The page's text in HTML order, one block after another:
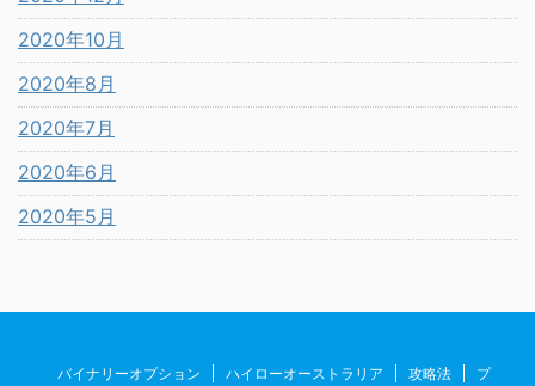
2020年10月
2020年8月
2020年7月
2020年6月
2020年5月
バイナリーオプション ハイローオーストラリア 攻略法 プ